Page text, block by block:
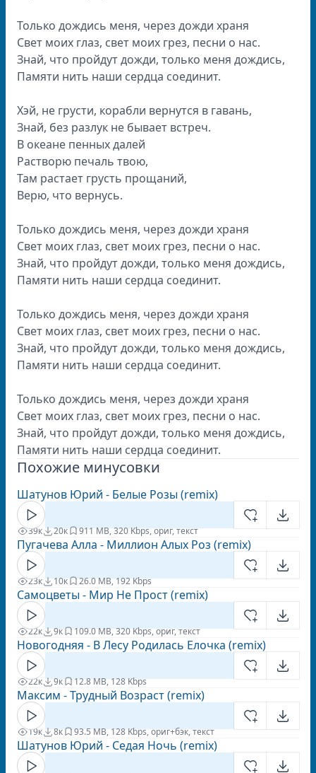
Только дождись меня, через дожди храня
Свет моих глаз, свет моих грез, песни о нас.
Знай, что пройдут дожди, только меня дождись,
Памяти нить наши сердца соединит.
Хэй, не грусти, корабли вернутся в гавань,
Знай, без разлук не бывает встреч.
В океане пенных далей
Растворю печаль твою,
Там растает грусть прощаний,
Верю, что вернусь.
Только дождись меня, через дожди храня
Свет моих глаз, свет моих грез, песни о нас.
Знай, что пройдут дожди, только меня дождись,
Памяти нить наши сердца соединит.
Только дождись меня, через дожди храня
Свет моих глаз, свет моих грез, песни о нас.
Знай, что пройдут дожди, только меня дождись,
Памяти нить наши сердца соединит.
Только дождись меня, через дожди храня
Свет моих глаз, свет моих грез, песни о нас.
Знай, что пройдут дожди, только меня дождись,
Памяти нить наши сердца соединит.
Похожие минусовки
Шатунов Юрий - Белые Розы (remix)
39к 20к 911 MB, 320 Kbps, ориг, текст
Пугачева Алла - Миллион Алых Роз (remix)
23к 10к 26.0 MB, 192 Kbps
Самоцветы - Мир Не Прост (remix)
22к 9к 109.0 MB, 320 Kbps, ориг, текст
Новогодняя - В Лесу Родилась Елочка (remix)
22к 9к 12.8 MB, 128 Kbps
Максим - Трудный Возраст (remix)
19к 8к 93.5 MB, 128 Kbps, ориг+бэк, текст
Шатунов Юрий - Седая Ночь (remix)